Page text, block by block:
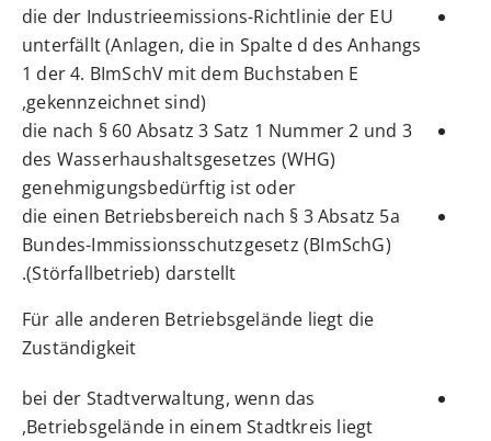
die der Industrieemissions-Richtlinie der EU
unterfällt (Anlagen, die in Spalte d des Anhangs
1 der 4. BImSchV mit dem Buchstaben E
gekennzeichnet sind),
die nach § 60 Absatz 3 Satz 1 Nummer 2 und 3
des Wasserhaushaltsgesetzes (WHG)
genehmigungsbedürftig ist oder
die einen Betriebsbereich nach § 3 Absatz 5a
Bundes-Immissionsschutzgesetz (BImSchG)
(Störfallbetrieb) darstellt.
Für alle anderen Betriebsgelände liegt die
Zuständigkeit
bei der Stadtverwaltung, wenn das
Betriebsgelände in einem Stadtkreis liegt,